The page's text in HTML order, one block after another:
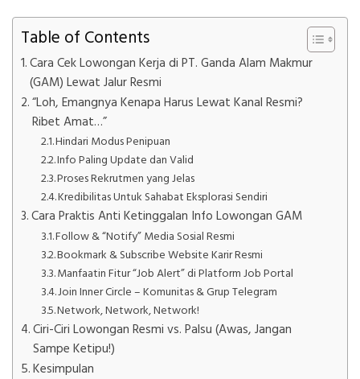
Table of Contents
Cara Cek Lowongan Kerja di PT. Ganda Alam Makmur
(GAM) Lewat Jalur Resmi
“Loh, Emangnya Kenapa Harus Lewat Kanal Resmi?
Ribet Amat…”
Hindari Modus Penipuan
Info Paling Update dan Valid
Proses Rekrutmen yang Jelas
Kredibilitas Untuk Sahabat Eksplorasi Sendiri
Cara Praktis Anti Ketinggalan Info Lowongan GAM
Follow & “Notify” Media Sosial Resmi
Bookmark & Subscribe Website Karir Resmi
Manfaatin Fitur “Job Alert” di Platform Job Portal
Join Inner Circle – Komunitas & Grup Telegram
Network, Network, Network!
Ciri-Ciri Lowongan Resmi vs. Palsu (Awas, Jangan
Sampe Ketipu!)
Kesimpulan